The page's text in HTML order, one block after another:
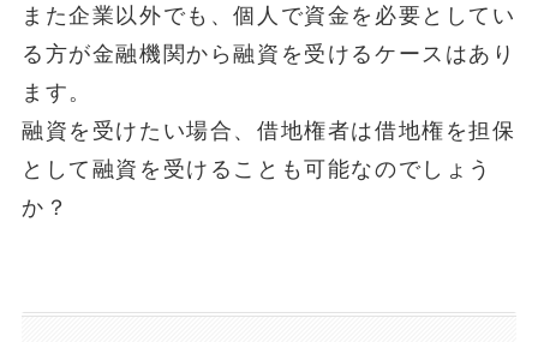
また企業以外でも、個人で資金を必要としてい
る方が金融機関から融資を受けるケースはあり
ます。
融資を受けたい場合、借地権者は借地権を担保
として融資を受けることも可能なのでしょう
か？